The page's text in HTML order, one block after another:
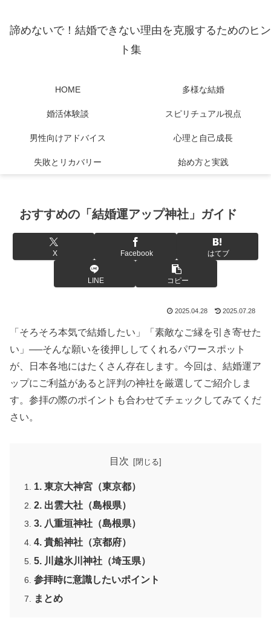
諦めないで！結婚できない理由を克服するためのヒン
ト集
HOME 多様な結婚
婚活体験談 スピリチュアル視点
男性向けアドバイス 心理と自己成長
失敗とリカバリー 始め方と実践
おすすめの「結婚運アップ神社」ガイド
X Facebook はてブ
LINE コピー
2025.04.28 2025.07.28
「そろそろ本気で結婚したい」「素敵なご縁を引き寄せた
い」──そんな願いを後押ししてくれるパワースポット
が、日本各地にはたくさん存在します。今回は、結婚運ア
ップにご利益があると評判の神社を厳選してご紹介しま
す。参拝の際のポイントも合わせてチェックしてみてくだ
さい。
目次
1. 東京大神宮（東京都）
2. 出雲大社（島根県）
3. 八重垣神社（島根県）
4. 貴船神社（京都府）
5. 川越氷川神社（埼玉県）
参拝時に意識したいポイント
まとめ